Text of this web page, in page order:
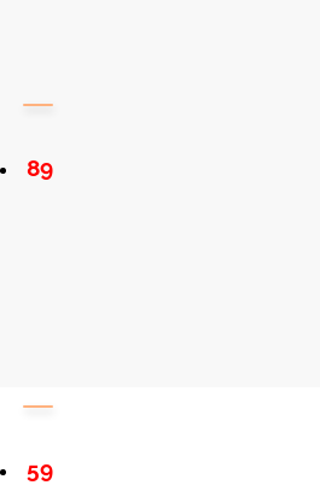
89
59